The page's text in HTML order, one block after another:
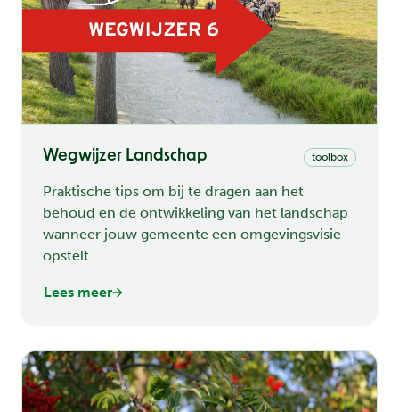
toolbox
Wegwijzer Landschap
Praktische tips om bij te dragen aan het
behoud en de ontwikkeling van het landschap
wanneer jouw gemeente een omgevingsvisie
opstelt.
Lees meer